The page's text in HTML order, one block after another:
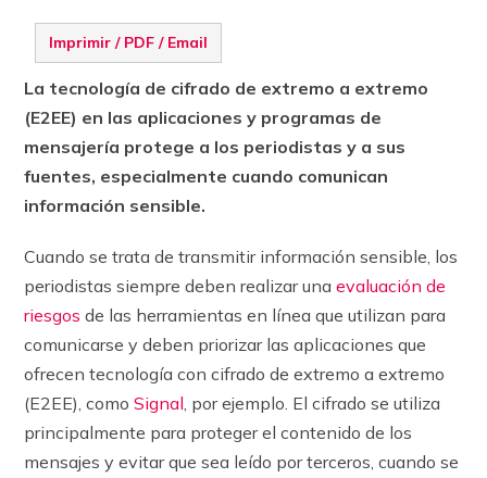
Imprimir / PDF / Email
La tecnología de cifrado de extremo a extremo
(E2EE) en las aplicaciones y programas de
mensajería protege a los periodistas y a sus
fuentes, especialmente cuando comunican
información sensible.
Cuando se trata de transmitir información sensible, los
periodistas siempre deben realizar una evaluación de
riesgos de las herramientas en línea que utilizan para
comunicarse y deben priorizar las aplicaciones que
ofrecen tecnología con cifrado de extremo a extremo
(E2EE), como Signal , por ejemplo. El cifrado se utiliza
principalmente para proteger el contenido de los
mensajes y evitar que sea leído por terceros, cuando se